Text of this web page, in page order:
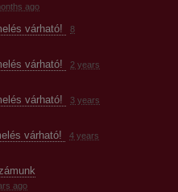
ago
várható!
8
várható!
2 years
várható!
3 years
várható!
4 years
ago